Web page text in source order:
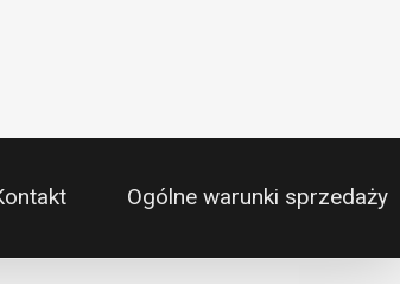
Ogólne warunki sprzedaży